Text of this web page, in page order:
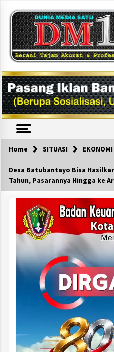
content
Home SITUASI EKONOMI
Desa Batubantayo Bisa
Tahun, Pasarannya Hingga ke